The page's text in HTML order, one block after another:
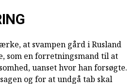
at svampen gård i Rusland
som en forretningsmand til at
uanset hvor han forsøgte.
og for at undgå tab skal